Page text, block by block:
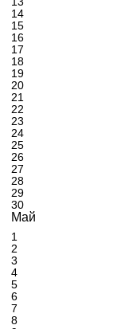
14
15
16
17
18
19
20
21
22
23
24
25
26
27
28
29
30
Май
1
2
3
4
5
6
7
8